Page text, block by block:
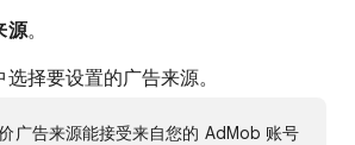
源。
择要设置的广告来源。
广告来源能接受来自您的 AdMob 账号